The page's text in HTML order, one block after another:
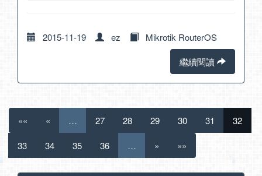
2015-11-19 ez
Mikrotik RouterOS
繼續閱讀
«« « … 27 28 29 30 31 32
33 34 35 36 … » »»